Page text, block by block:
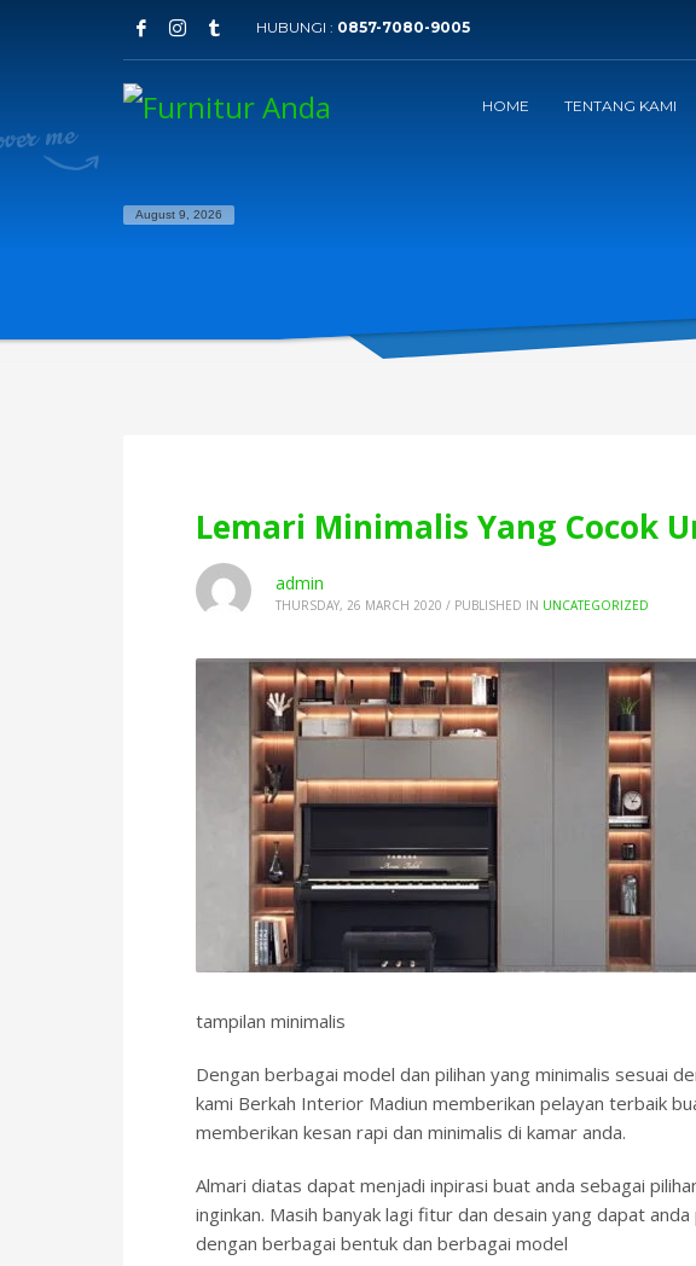
HUBUNGI : 0857-7080-9005
HOME TENTANG KAMI
August 9, 2026
Lemari Minimalis Yang Cocok
admin
THURSDAY, 26 MARCH 2020 / PUBLISHED IN UNCATEGORIZED
tampilan minimalis
Dengan berbagai model dan pilihan yang minimalis sesuai
kami Berkah Interior Madiun memberikan pelayan terbaik
memberikan kesan rapi dan minimalis di kamar anda.
Almari diatas dapat menjadi inpirasi buat anda sebagai
inginkan. Masih banyak lagi fitur dan desain yang dapat
dengan berbagai bentuk dan berbagai model